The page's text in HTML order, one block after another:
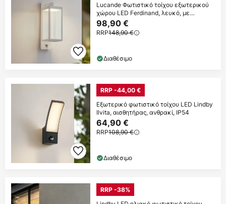
Lucande Φωτιστικό τοίχου εξωτερικού
χώρου LED Ferdinand, λευκό, με
αισθητήρα,
98,90 €
RRP148,90 €
Διαθέσιμο
RRP -44,00 €
Εξωτερικό φωτιστικό τοίχου LED Lindby
Ilvita, αισθητήρας, ανθρακί, IP54
64,90 €
RRP108,90 €
Διαθέσιμο
RRP -38%